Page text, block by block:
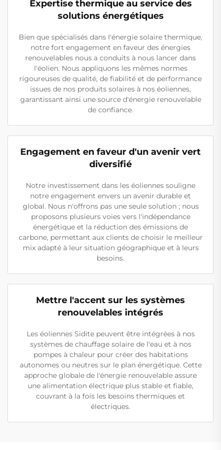
Expertise thermique au service des
solutions énergétiques
Bien que spécialisés dans l'énergie solaire thermique,
notre fort engagement en faveur des énergies
renouvelables nous a conduits à nous lancer dans
l'éolien. Nous appliquons les mêmes normes
rigoureuses de qualité, de fiabilité et de performance
issues de nos produits solaires à nos éoliennes,
garantissant ainsi une source d'énergie renouvelable
de confiance.
Engagement en faveur d'un avenir vert
diversifié
Notre investissement dans les éoliennes souligne
notre engagement envers un avenir durable et
global. Nous n'offrons pas une seule solution ; nous
proposons plusieurs voies vers l'indépendance
énergétique et la réduction des émissions de
carbone, permettant aux clients de choisir le meilleur
mix adapté à leur situation géographique et à leurs
besoins.
Mettre l'accent sur les systèmes
renouvelables intégrés
Les éoliennes Sidite peuvent être intégrées à nos
systèmes de chauffage solaire de l'eau et à nos
pompes à chaleur pour créer des habitations
autonomes ou neutres sur le plan énergétique. Cette
approche globale de l'énergie renouvelable assure
une alimentation électrique plus stable et fiable,
couvrant à la fois les besoins thermiques et
électriques.